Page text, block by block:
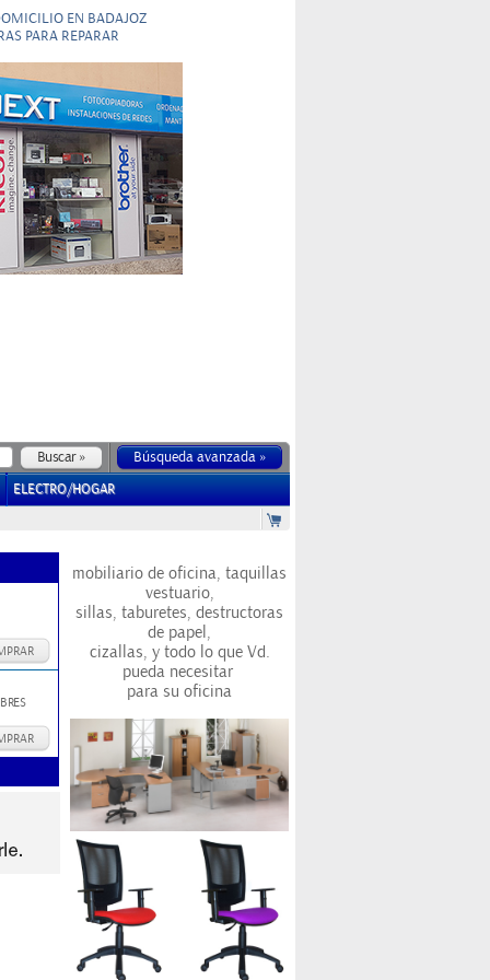
EN BADAJOZ
PARA REPARAR
Búsqueda avanzada »
ELECTRO/HOGAR
mobiliario de oficina, taquillas
vestuario,
sillas, taburetes, destructoras
de papel,
cizallas, y todo lo que Vd.
pueda necesitar
para su oficina